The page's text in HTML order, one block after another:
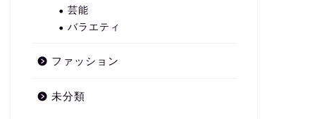
芸能
バラエティ
ファッション
未分類